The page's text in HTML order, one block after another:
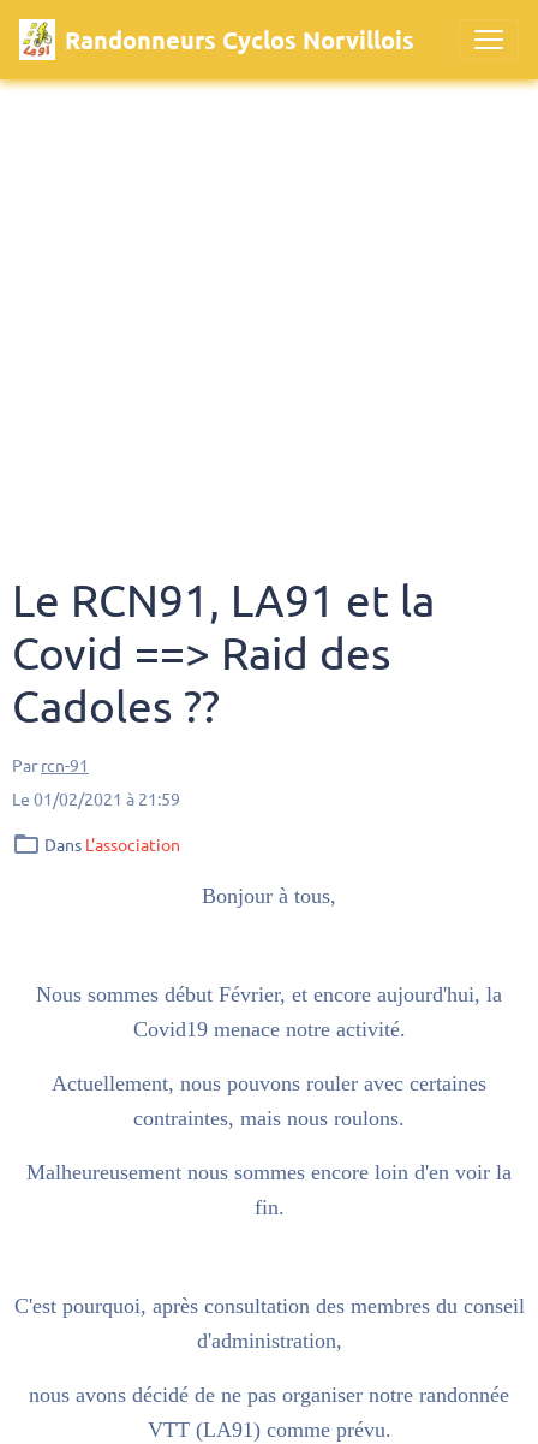
Randonneurs Cyclos Norvillois
Le RCN91, LA91 et la
Covid ==> Raid des
Cadoles ??
Par rcn-91
Le 01/02/2021 à 21:59
Dans L'association
Bonjour à tous,
Nous sommes début Février, et encore aujourd'hui, la
Covid19 menace notre activité.
Actuellement, nous pouvons rouler avec certaines
contraintes, mais nous roulons.
Malheureusement nous sommes encore loin d'en voir la
fin.
C'est pourquoi, après consultation des membres du conseil
d'administration,
nous avons décidé de ne pas organiser notre randonnée
VTT (LA91) comme prévu.